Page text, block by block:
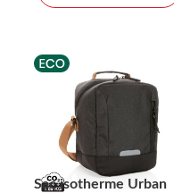
Sac isotherme Urban